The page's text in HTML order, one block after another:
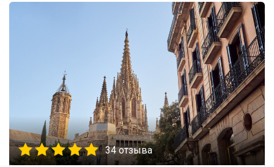
34 отзыва